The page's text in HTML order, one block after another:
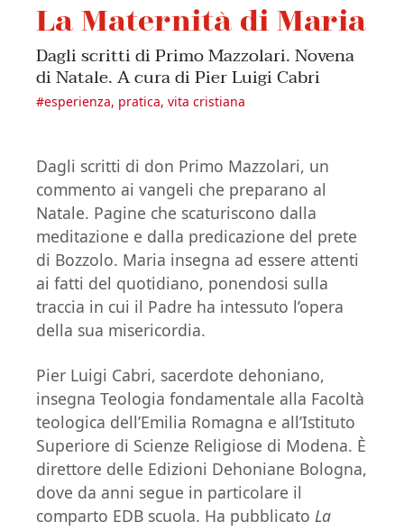
La Maternità di Maria
Dagli scritti di Primo Mazzolari. Novena
di Natale. A cura di Pier Luigi Cabri
#esperienza, pratica, vita cristiana
Dagli scritti di don Primo Mazzolari, un
commento ai vangeli che preparano al
Natale. Pagine che scaturiscono dalla
meditazione e dalla predicazione del prete
di Bozzolo. Maria insegna ad essere attenti
ai fatti del quotidiano, ponendosi sulla
traccia in cui il Padre ha intessuto l’opera
della sua misericordia.
Pier Luigi Cabri, sacerdote dehoniano,
insegna Teologia fondamentale alla Facoltà
teologica dell’Emilia Romagna e all’Istituto
Superiore di Scienze Religiose di Modena. È
direttore delle Edizioni Dehoniane Bologna,
dove da anni segue in particolare il
comparto EDB scuola. Ha pubblicato La